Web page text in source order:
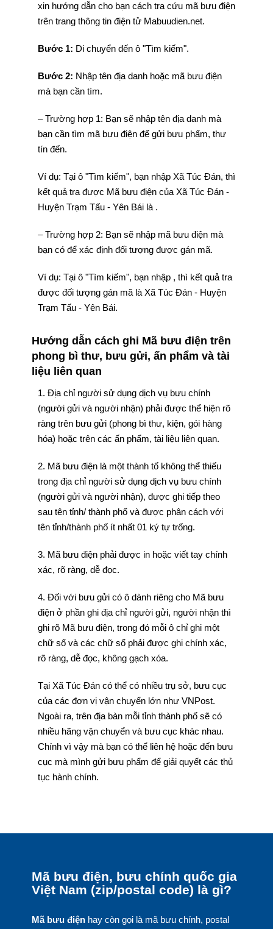
xin hướng dẫn cho bạn cách tra cứu mã bưu điện
trên trang thông tin điện tử Mabuudien.net.
Bước 1: Di chuyển đến ô "Tìm kiếm".
Bước 2: Nhập tên địa danh hoặc mã bưu điện
mà bạn cần tìm.
– Trường hợp 1: Bạn sẽ nhập tên địa danh mà
bạn cần tìm mã bưu điện để gửi bưu phẩm, thư
tín đến.
Ví dụ: Tại ô "Tìm kiếm", bạn nhập Xã Túc Đán, thì
kết quả tra được Mã bưu điện của Xã Túc Đán -
Huyện Trạm Tấu - Yên Bái là .
– Trường hợp 2: Bạn sẽ nhập mã bưu điện mà
bạn có để xác định đối tượng được gán mã.
Ví dụ: Tại ô "Tìm kiếm", bạn nhập , thì kết quả tra
được đối tượng gán mã là Xã Túc Đán - Huyện
Trạm Tấu - Yên Bái.
Hướng dẫn cách ghi Mã bưu điện trên
phong bì thư, bưu gửi, ấn phẩm và tài
liệu liên quan
1. Địa chỉ người sử dụng dịch vụ bưu chính
(người gửi và người nhận) phải được thể hiện rõ
ràng trên bưu gửi (phong bì thư, kiện, gói hàng
hóa) hoặc trên các ấn phẩm, tài liệu liên quan.
2. Mã bưu điện là một thành tố không thể thiếu
trong địa chỉ người sử dụng dịch vụ bưu chính
(người gửi và người nhận), được ghi tiếp theo
sau tên tỉnh/ thành phố và được phân cách với
tên tỉnh/thành phố ít nhất 01 ký tự trống.
3. Mã bưu điện phải được in hoặc viết tay chính
xác, rõ ràng, dễ đọc.
4. Đối với bưu gửi có ô dành riêng cho Mã bưu
điện ở phần ghi địa chỉ người gửi, người nhận thì
ghi rõ Mã bưu điện, trong đó mỗi ô chỉ ghi một
chữ số và các chữ số phải được ghi chính xác,
rõ ràng, dễ đọc, không gạch xóa.
Tại Xã Túc Đán có thể có nhiều trụ sở, bưu cục
của các đơn vị vận chuyển lớn như VNPost.
Ngoài ra, trên địa bàn mỗi tỉnh thành phố sẽ có
nhiều hãng vận chuyển và bưu cục khác nhau.
Chính vì vậy mà bạn có thể liên hệ hoặc đến bưu
cục mà mình gửi bưu phẩm để giải quyết các thủ
tục hành chính.
Mã bưu điện, bưu chính quốc gia
Việt Nam (zip/postal code) là gì?
Mã bưu điệnhay còn gọi là mã bưu chính, postal